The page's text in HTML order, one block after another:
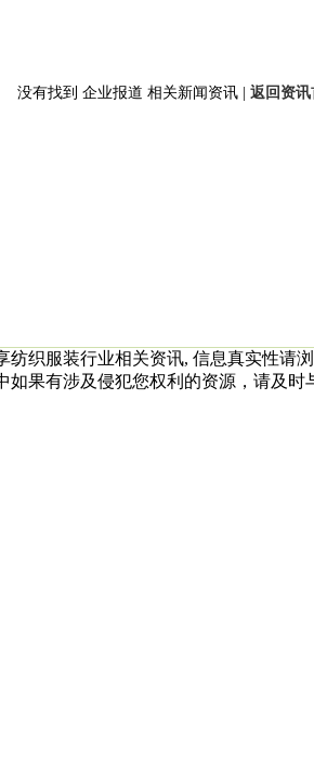
没有找到 企业报道 相关新闻资讯 | 返回资讯
纺织服装行业相关资讯, 信息真实性请
如果有涉及侵犯您权利的资源，请及时